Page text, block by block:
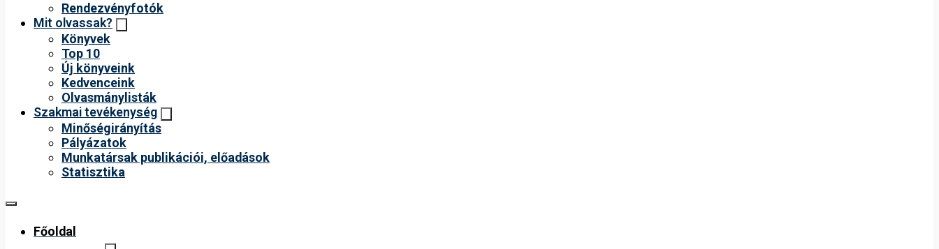
Rendezvényfotók
Mit olvassak?
Könyvek
Top 10
Új könyveink
Kedvenceink
Olvasmánylisták
Szakmai tevékenység
Minőségirányítás
Pályázatok
Munkatársak publikációi, előadások
Statisztika
Főoldal